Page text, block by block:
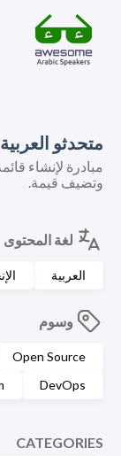
متحدثو
مبادرة لإنشاء
وتضيف قيمة.
لغة المحتوى
العربية
وسوم
Open Source
DevOps
CATEGORIES